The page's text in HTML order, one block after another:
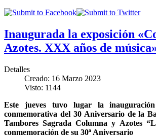
Inaugurada la exposición
Azotes. XXX años de
Detalles
Creado: 16 Marzo 2023
Visto: 1144
Este jueves tuvo lugar la
conmemorativa del 30 Aniversario de la
Tambores Sagrada Columna y Azotes
conmemoración de su 30ª Aniversario